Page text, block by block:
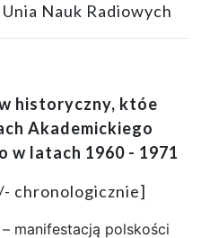
Nauk Radiowych
historyczny, któe
Akademickiego
w latach 1960 - 1971
chronologicznie]
manifestacją polskości